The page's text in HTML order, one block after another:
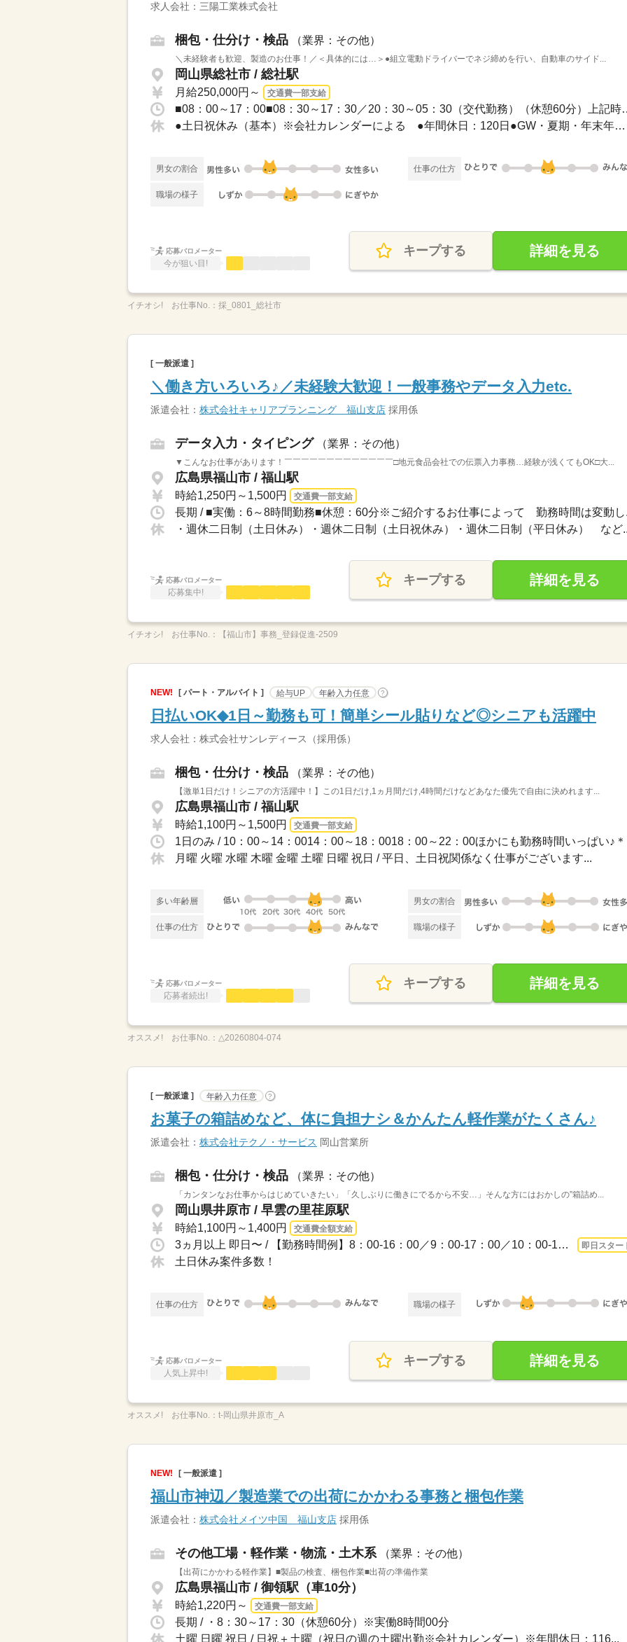
求人会社：三陽工業株式会社
梱包・仕分け・検品 （業界：その他）
＼未経験者も歓迎、製造のお仕事！／＜具体的には…＞●組立電動ドライバーでネジ締めを行い、自動車のサイド...
岡山県総社市 / 総社駅
月給250,000円～ 交通費一部支給
■08：00～17：00■08
●土日祝休み（基本）※会社カレンダーによる ●年間休日：120日●GW・夏期・年末年始休...
男女の割合 仕事の仕方
職場の様子
応募バロメーター
今が狙い目!
キープする 詳細を見る
イチオシ! お仕事No.： 採_0801_総社市
[ 一般派遣 ]
＼働き方いろいろ♪／未経験大歓迎！一般事務やデータ入力etc.
派遣会社： 株式会社キャリアプランニング 福山支店 採用係
データ入力・タイピング （業界：その他）
▼こんなお仕事があります！￣￣￣￣￣￣￣￣￣￣￣￣￣□地元食品会社での伝票入力事務…経験が浅くてもOK□大...
広島県福山市 / 福山駅
時給1,250円～1,500円 交通費一部支給
長期 / ■実働：6～8時間勤務■休憩：60分※ご紹介するお仕事によって 勤務時間は変動し
・週休二日制（土日休み）・週休二日制（土日祝休み）・週休二日制（平日休み） など
応募バロメーター
応募集中!
キープする 詳細を見る
イチオシ! お仕事No.： 【福山市】事務_登録促進-2509
NEW! [ パート・アルバイト ] 給与UP 年齢入力任意 ?
日払いOK◆1日～勤務も可！簡単シール貼りなど◎シニアも活躍中
求人会社：株式会社サンレディース（採用係）
梱包・仕分け・検品 （業界：その他）
【激単1日だけ！シニアの方活躍中！】この1日だけ,1ヵ月間だけ,4時間だけなどあなた優先で自由に決めれます...
広島県福山市 / 福山駅
時給1,100円～1,500円 交通費一部支給
1日のみ / 10：00～14：0014：00～18：0018：00～22：00ほかにも勤務時間いっぱい♪
月曜 火曜 水曜 木曜 金曜 土曜 日曜 祝日 / 平日、土日祝関係なく仕事がございます...
多い年齢層 男女の割合
仕事の仕方 職場の様子
応募バロメーター
応募者続出!
キープする 詳細を見る
オススメ! お仕事No.： △20260804-074
[ 一般派遣 ] 年齢入力任意 ?
お菓子の箱詰めなど、体に負担ナシ＆かんたん軽作業がたくさん♪
派遣会社： 株式会社テクノ・サービス 岡山営業所
梱包・仕分け・検品 （業界：その他）
「カンタンなお仕事からはじめていきたい」「久しぶりに働きにでるから不安…」そんな方にはおかしの”箱詰め...
岡山県井原市 / 早雲の里荏原駅
時給1,100円～1,400円 交通費全額支給
3ヵ月以上 即日〜 / 【勤務時間例】8：00-16：00／9：00-17：00／10：00-19：00／6：0... 即日スター
土日休み案件多数！
仕事の仕方 職場の様子
応募バロメーター
人気上昇中!
キープする 詳細を見る
オススメ! お仕事No.： t-岡山県井原市_A
NEW! [ 一般派遣 ]
福山市神辺／製造業での出荷にかかわる事務と梱包作業
派遣会社： 株式会社メイツ中国 福山支店 採用係
その他工場・軽作業・物流・土木系 （業界：その他）
【出荷にかかわる軽作業】■製品の検査、梱包作業■出荷の準備作業
広島県福山市 / 御領駅（車10分）
時給1,220円～ 交通費一部支給
長期 / ・8：30～17：30（休憩60分）※実働8時間00分
土曜 日曜 祝日 / 日祝＋土曜（祝日の週の土曜出勤※会社カレンダー）※年間休日：116...